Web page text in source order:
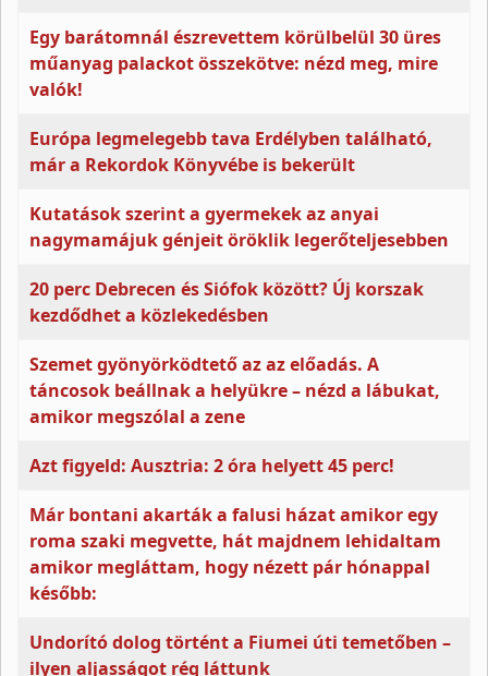
Egy barátomnál észrevettem körülbelül 30 üres
műanyag palackot összekötve: nézd meg, mire
valók!
Európa legmelegebb tava Erdélyben található,
már a Rekordok Könyvébe is bekerült
Kutatások szerint a gyermekek az anyai
nagymamájuk génjeit öröklik legerőteljesebben
20 perc Debrecen és Siófok között? Új korszak
kezdődhet a közlekedésben
Szemet gyönyörködtető az az előadás. A
táncosok beállnak a helyükre – nézd a lábukat,
amikor megszólal a zene
Azt figyeld: Ausztria: 2 óra helyett 45 perc!
Már bontani akarták a falusi házat amikor egy
roma szaki megvette, hát majdnem lehidaltam
amikor megláttam, hogy nézett pár hónappal
később:
Undorító dolog történt a Fiumei úti temetőben –
ilyen aljasságot rég láttunk